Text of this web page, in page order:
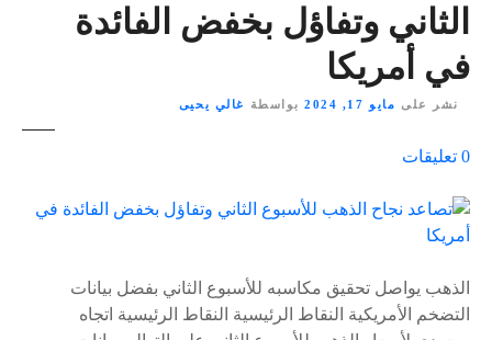
الثاني وتفاؤل بخفض الفائدة
في أمريكا
نشر على مايو 17, 2024 بواسطة غالي يحيى
0 تعليقات
ى
الذهب يواصل تحقيق مكاسبه للأسبوع الثاني بفضل بيانات
التضخم الأمريكية النقاط الرئيسية النقاط الرئيسية اتجاه